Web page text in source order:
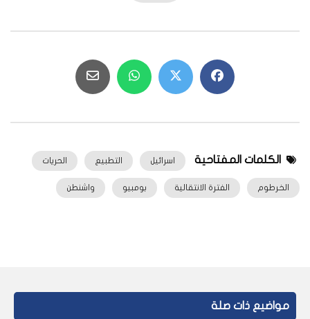
الكلمات المفتاحية اسرائيل التطبيع الحريات
الخرطوم الفترة الانتقالية بومبيو واشنطن
مواضيع ذات صلة